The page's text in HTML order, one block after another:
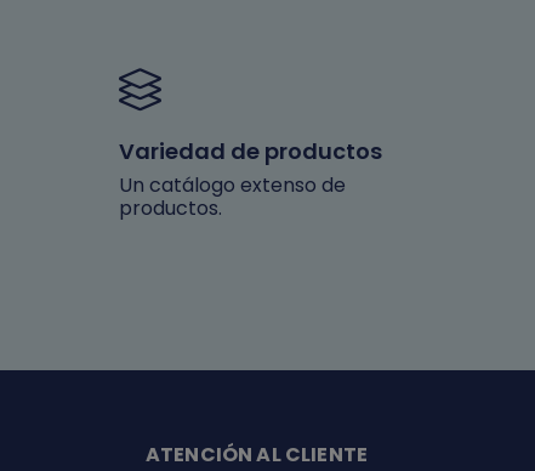
Variedad de productos
Un catálogo extenso de
productos.
ATENCIÓN AL CLIENTE